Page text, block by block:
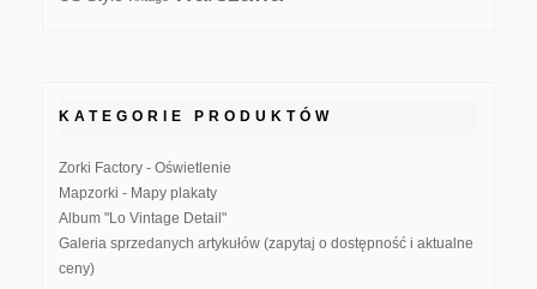
KATEGORIE PRODUKTÓW
Zorki Factory - Oświetlenie
Mapzorki - Mapy plakaty
Album "Lo Vintage Detail"
Galeria sprzedanych artykułów (zapytaj o dostępność i aktualne
ceny)